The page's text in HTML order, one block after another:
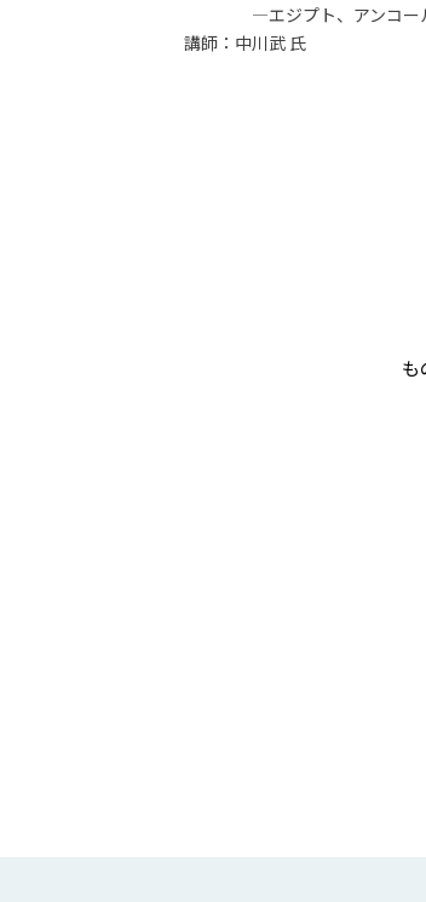
―エジプト、アンコール
講師：中川武 氏
も